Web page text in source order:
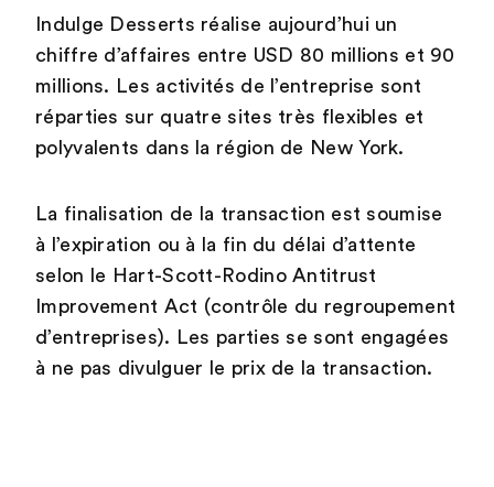
Indulge Desserts réalise aujourd’hui un
chiffre d’affaires entre USD 80 millions et 90
millions. Les activités de l’entreprise sont
réparties sur quatre sites très flexibles et
polyvalents dans la région de New York.
La finalisation de la transaction est soumise
à l’expiration ou à la fin du délai d’attente
selon le Hart-Scott-Rodino Antitrust
Improvement Act (contrôle du regroupement
d’entreprises). Les parties se sont engagées
à ne pas divulguer le prix de la transaction.